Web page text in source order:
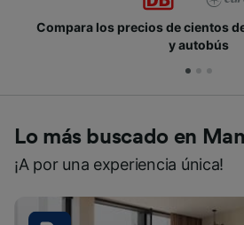
Únete a los millones de
Lo más buscado en
¡A por una experiencia única!